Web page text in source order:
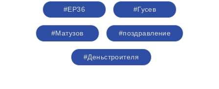
#ЕР36 #Гусев
#Матузов #поздравление
#Деньстроителя